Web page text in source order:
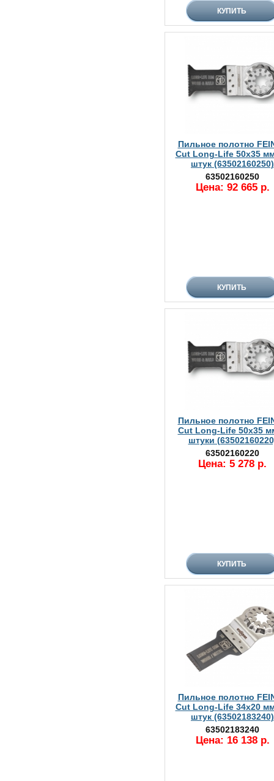
Пильное полотно
Cut Long-Life 50х35
штук (63502160250)
63502160250
Цена: 92 665 р.
Пильное полотно
Cut Long-Life 50х35
штуки
63502160220
Цена: 5 278 р.
Пильное полотно
Cut Long-Life 34х20
штук (63502183240)
63502183240
Цена: 16 138 р.